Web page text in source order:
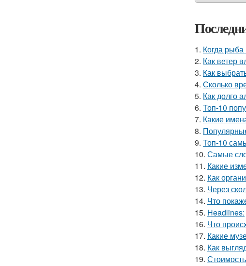
1. Когда
2. Как ветер
3. Как
4. Сколько
5. Как долго
6. Топ-10
7. Какие
8.
9. Топ-10
10. Самые
11. Какие
12. Как
13. Через
14. Что
15. Headlines:
16. Что
17. Какие
18. Как
19.